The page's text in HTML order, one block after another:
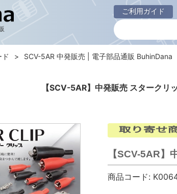
ご利用ガイド
【SCV-5AR】中発販売 スタークリ
SCV-5AR 中発販売 | 電子部品通販 BuhinDana
【SCV-5AR】
商品コード: